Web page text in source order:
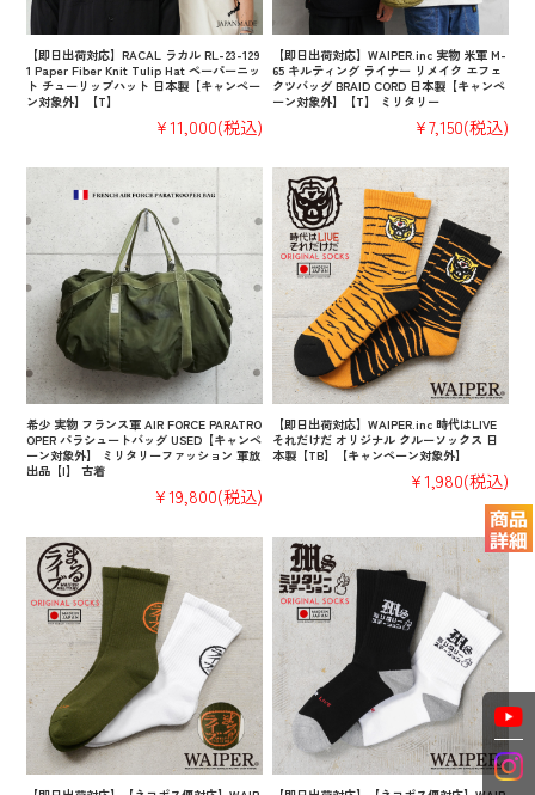
【即日出荷対応】RACAL ラカル RL-23-129
1 Paper Fiber Knit Tulip Hat ペーパーニッ
ト チューリップハット 日本製【キャンペー
ン対象外】【T】
¥11,000(税込)
【即日出荷対応】WAIPER.inc 実物 米軍 M-
65 キルティング ライナー リメイク エフェ
クツバッグ BRAID CORD 日本製【キャンペ
ーン対象外】【T】 ミリタリー
¥7,150(税込)
希少 実物 フランス軍 AIR FORCE PARATRO
OPER パラシュートバッグ USED【キャンペ
ーン対象外】 ミリタリーファッション 軍放
出品【I】 古着
¥19,800(税込)
【即日出荷対応】WAIPER.inc 時代はLIVE
それだけだ オリジナル クルーソックス 日
本製【TB】【キャンペーン対象外】
¥1,980(税込)